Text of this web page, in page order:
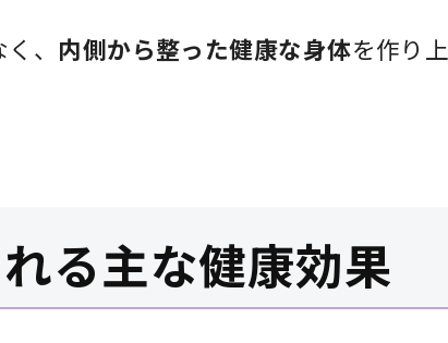
、 内側から整った健康な身体を作り上
る主な健康効果